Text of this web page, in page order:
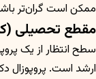
ممکن است گران‌تر
مقطع تحصیلی
سطح انتظار از یک
ارشد است. پروپوزال